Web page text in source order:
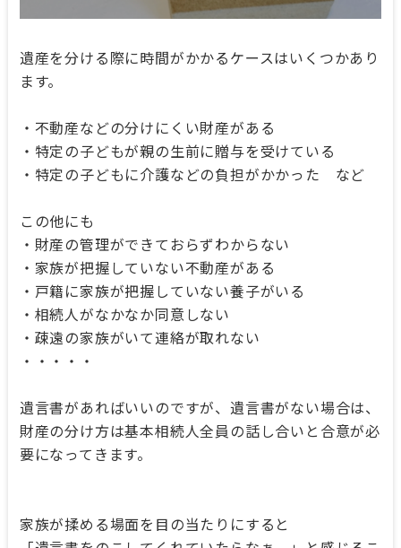
遺産を分ける際に時間がかかるケースはいくつかあり
ます。
・不動産などの分けにくい財産がある
・特定の子どもが親の生前に贈与を受けている
・特定の子どもに介護などの負担がかかった など
この他にも
・財産の管理ができておらずわからない
・家族が把握していない不動産がある
・戸籍に家族が把握していない養子がいる
・相続人がなかなか同意しない
・疎遠の家族がいて連絡が取れない
・・・・・
遺言書があればいいのですが、遺言書がない場合は、
財産の分け方は基本相続人全員の話し合いと合意が必
要になってきます。
家族が揉める場面を目の当たりにすると